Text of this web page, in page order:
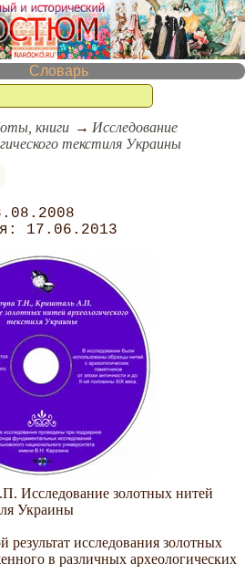
Словарь
книги
Исследование
текстиля Украины
17.06.2013
Исследование золотных нитей
Украины
результат исследования золотных
в различных археологических